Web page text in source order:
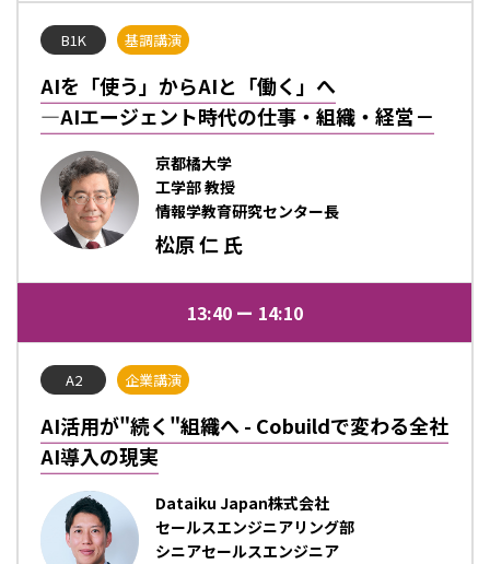
B1K 基調講演
AIを「使う」からAIと「働く」へ
―AIエージェント時代の仕事・組織・経営－
京都橘大学
工学部 教授
情報学教育研究センター長
松原 仁 氏
13:40 14:10
A2 企業講演
AI活用が"続く"組織へ - Cobuildで変わる全社
AI導入の現実
Dataiku Japan株式会社
セールスエンジニアリング部
シニアセールスエンジニア